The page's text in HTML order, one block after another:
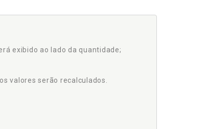
exibido ao lado da quantidade;
valores serão recalculados.